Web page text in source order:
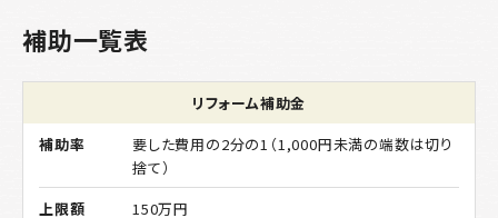
補助一覧表
リフォーム補助金
要した費用の2分の1（1,000円未満の端数は切り
捨て）
150万円